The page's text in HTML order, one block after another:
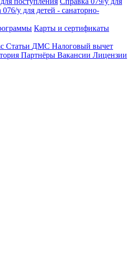
у для детей - санаторно-
Карты и сертификаты
Статьи ДМС Налоговый вычет
Партнёры Вакансии Лицензии